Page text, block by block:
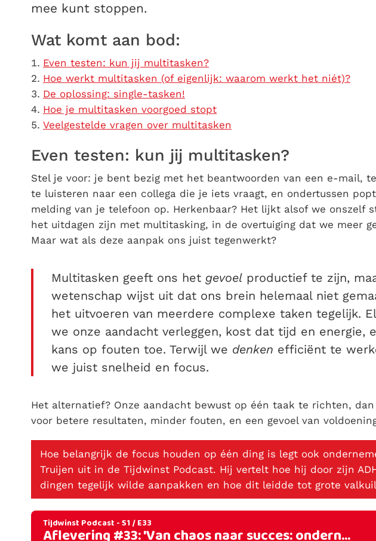
mee kunt stoppen.
Wat komt aan bod:
Even testen: kun jij multitasken?
Hoe werkt multitasken (of eigenlijk: waarom werkt het niét)?
De oplossing: single-tasken!
Hoe je multitasken voorgoed stopt
Veelgestelde vragen over multitasken
Even testen: kun jij multitasken?
Stel je voor: je bent bezig met het beantwoorden van een e-mail,
te luisteren naar een collega die je iets vraagt, en ondertussen
melding van je telefoon op. Herkenbaar? Het lijkt alsof we onszelf
het uitdagen zijn met multitasking, in de overtuiging dat we meer
Maar wat als deze aanpak ons juist tegenwerkt?
Multitasken geeft ons het gevoel productief te zijn,
wetenschap wijst uit dat ons brein helemaal niet
het uitvoeren van meerdere complexe taken tegelijk.
we onze aandacht verleggen, kost dat tijd en energie,
kans op fouten toe. Terwijl we denken efficiënt te
we juist snelheid en focus.
Het alternatief? Onze aandacht bewust op één taak te richten,
voor betere resultaten, minder fouten, en een gevoel van
Hoe belangrijk de focus houden op één ding is legt ook
Truijen uit in de Tijdwinst Podcast. Hij vertelt hoe hij door zijn
dingen tegelijk wilde aanpakken en hoe dit leidde tot grote